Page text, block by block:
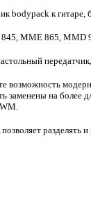
bodypack к гитаре,
845, MME 865,
на более